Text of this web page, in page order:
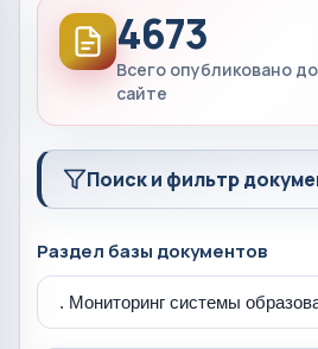
4673
Всего опубликовано
сайте
Поиск и фильтр
Раздел базы документов